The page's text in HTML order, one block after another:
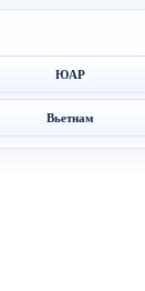
ЮАР
Вьетнам